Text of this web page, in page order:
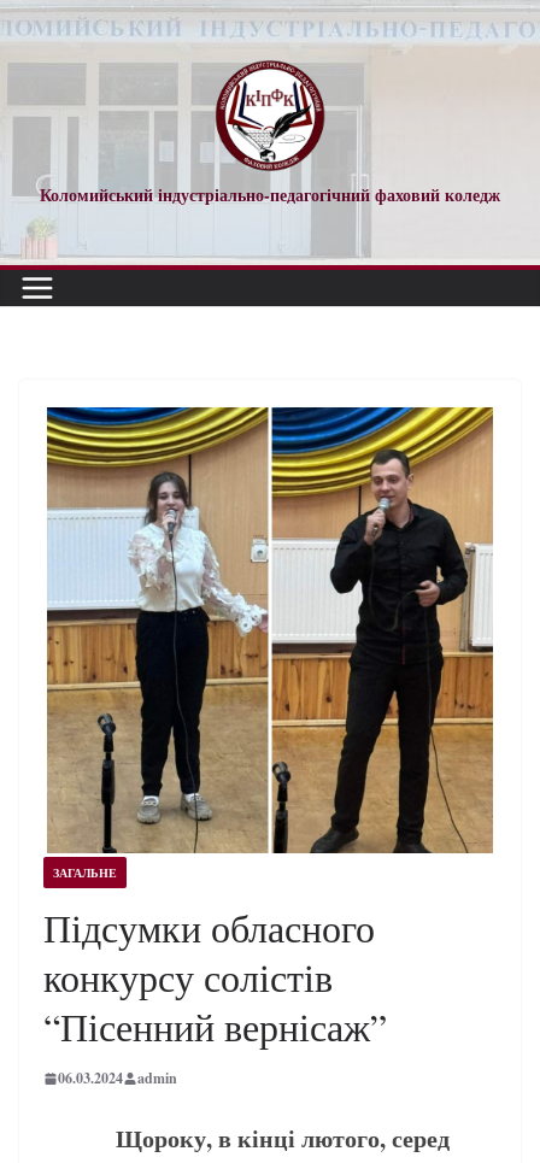
Коломийський індустріально-педагогічний фаховий коледж
ЗАГАЛЬНЕ
Підсумки обласного
конкурсу солістів
“Пісенний вернісаж”
06.03.2024 admin
Щороку, в кінці лютого, серед